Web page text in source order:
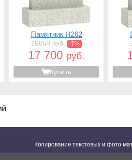
Памятник H262
19050 руб. -7%
17 700 руб.
Купить
Копирование текстовых и фото